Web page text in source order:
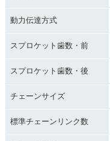
動力伝達方式
スプロケット歯数・前
スプロケット歯数・後
チェーンサイズ
標準チェーンリンク数